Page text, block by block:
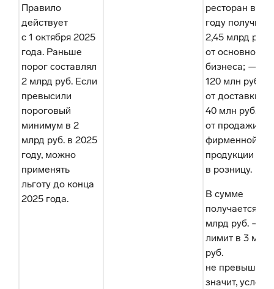
Правило
действует
с 1 октября 2025
года. Раньше
порог составлял
2 млрд руб. Если
превысили
пороговый
минимум в 2
млрд руб. в 2025
году, можно
применять
льготу до конца
2025 года.
ресторан в
году получил
2,45 млрд руб.
от основного
бизнеса; —
120 млн руб.
от доставки; —
40 млн руб.
от продажи
фирменной
продукции
в розницу.
В сумме
получается
млрд руб. —
лимит в 3 млрд
руб.
не превышен,
значит,